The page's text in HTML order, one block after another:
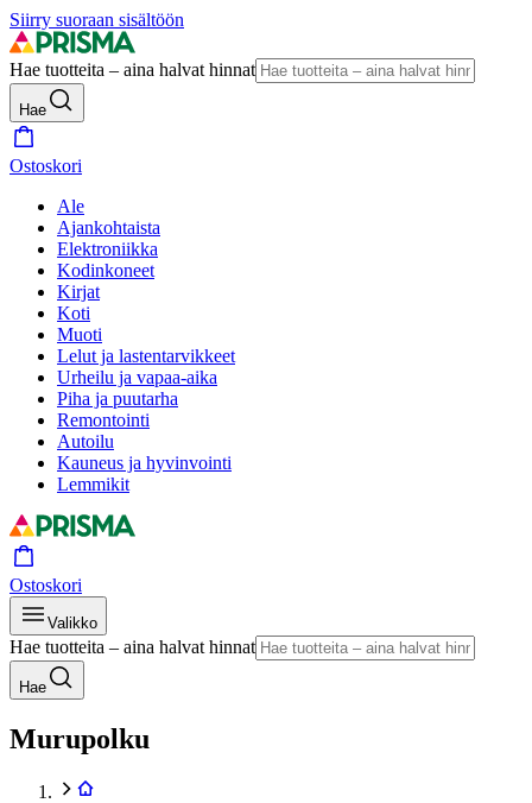
Siirry suoraan sisältöön
Hae tuotteita – aina halvat hinnat
Hae
Ostoskori
Ale
Ajankohtaista
Elektroniikka
Kodinkoneet
Kirjat
Koti
Muoti
Lelut ja lastentarvikkeet
Urheilu ja vapaa-aika
Piha ja puutarha
Remontointi
Autoilu
Kauneus ja hyvinvointi
Lemmikit
Ostoskori
Valikko
Hae tuotteita – aina halvat hinnat
Hae
Murupolku